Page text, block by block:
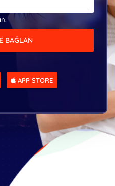
BAĞLAN
APP STORE